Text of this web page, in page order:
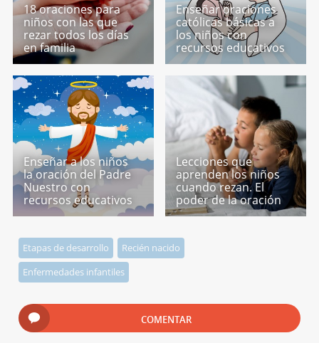
18 oraciones para
niños con las que
rezar todos los días
en familia
Enseñar oraciones
católicas básicas a
los niños con
recursos educativos
Enseñar a los niños
la oración del Padre
Nuestro con
recursos educativos
Lecciones que
aprenden los niños
cuando rezan. El
poder de la oración
Etapas de desarrollo
Recién nacido
Enfermedades infantiles
COMENTAR